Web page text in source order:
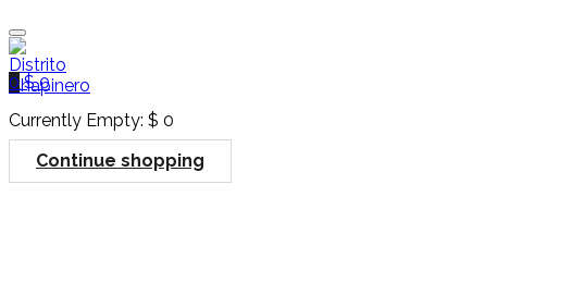
0 $0
Currently Empty: $ 0
Continue shopping